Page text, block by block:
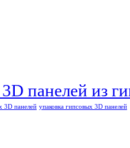
панелей из
3D панелей упаковка гипсовых 3D панелей